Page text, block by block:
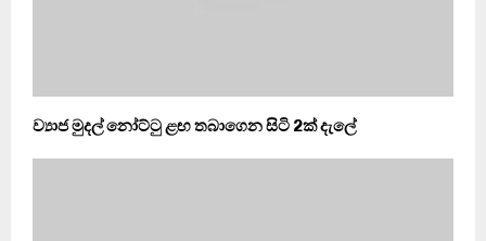
ව්‍යාජ මුදල් නෝට්ටු ළඟ තබාගෙන සිටි 2ක් දැලේ